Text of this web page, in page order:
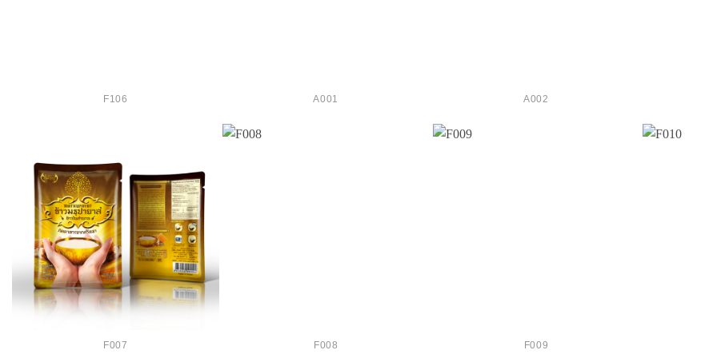
F106 A001 A002
F007 F008 F009